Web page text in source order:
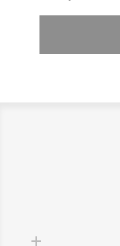
Vækstfaktor
egenskaber.
strækmærker.
- Behandler